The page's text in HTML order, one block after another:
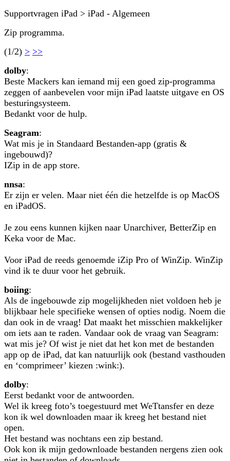
Supportvragen iPad > iPad - Algemeen
Zip programma.
(1/2) > >>
dolby:
Beste Mackers kan iemand mij een goed zip-programma
zeggen of aanbevelen voor mijn iPad laatste uitgave en OS
besturingsysteem.
Bedankt voor de hulp.
Seagram:
Wat mis je in Standaard Bestanden-app (gratis &
ingebouwd)?
IZip in de app store.
nnsa:
Er zijn er velen. Maar niet één die hetzelfde is op MacOS
en iPadOS.
Je zou eens kunnen kijken naar Unarchiver, BetterZip en
Keka voor de Mac.
Voor iPad de reeds genoemde iZip Pro of WinZip. WinZip
vind ik te duur voor het gebruik.
boiing:
Als de ingebouwde zip mogelijkheden niet voldoen heb je
blijkbaar hele specifieke wensen of opties nodig. Noem die
dan ook in de vraag! Dat maakt het misschien makkelijker
om iets aan te raden. Vandaar ook de vraag van Seagram:
wat mis je? Of wist je niet dat het kon met de bestanden
app op de iPad, dat kan natuurlijk ook (bestand vasthouden
en ‘comprimeer’ kiezen :wink:).
dolby:
Eerst bedankt voor de antwoorden.
Wel ik kreeg foto’s toegestuurd met WeTtansfer en deze
kon ik wel downloaden maar ik kreeg het bestand niet
open.
Het bestand was nochtans een zip bestand.
Ook kon ik mijn gedownloade bestanden nergens zien ook